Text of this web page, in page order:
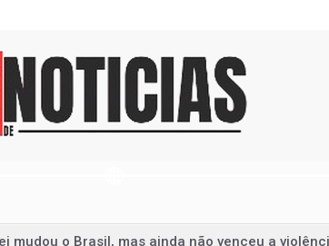
mudou o Brasil, mas ainda não venceu a